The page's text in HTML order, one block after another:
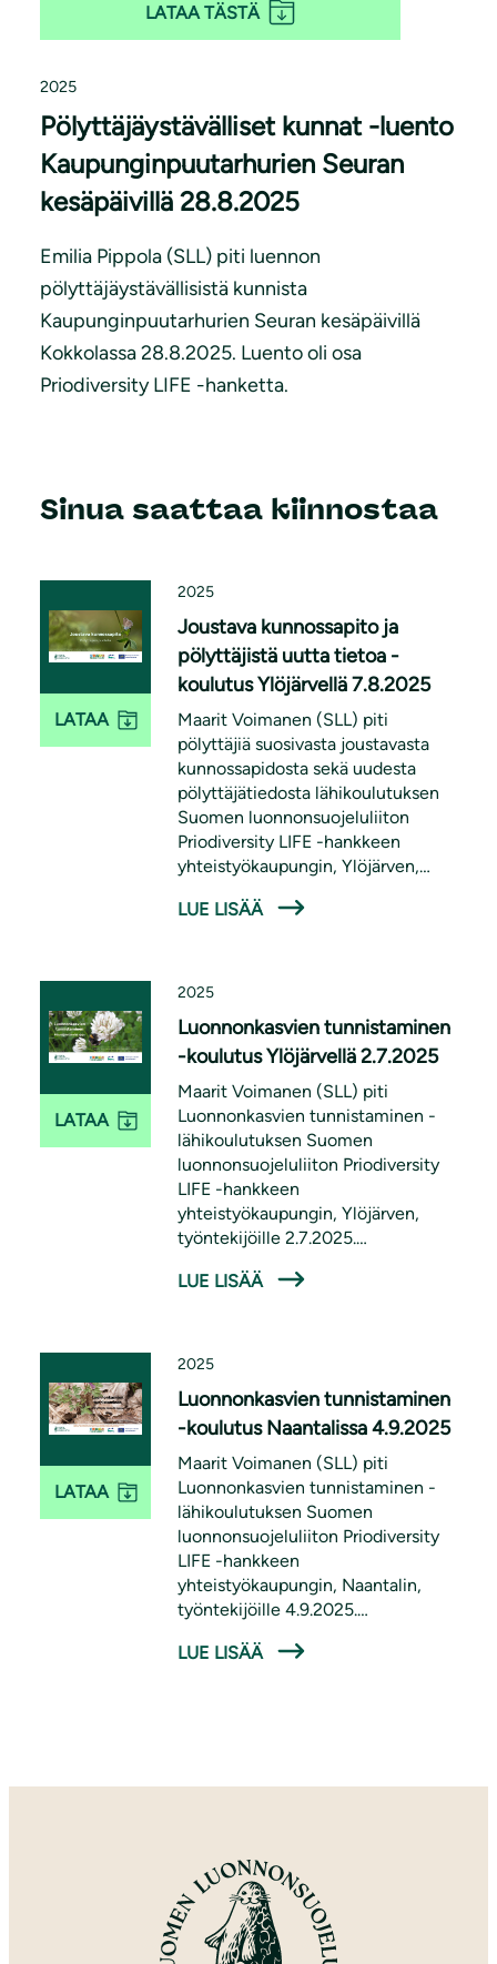
LATAA TÄSTÄ
2025
Pölyttäjäystävälliset kunnat -luento
Kaupunginpuutarhurien Seuran
kesäpäivillä 28.8.2025
Emilia Pippola (SLL) piti luennon
pölyttäjäystävällisistä kunnista
Kaupunginpuutarhurien Seuran kesäpäivillä
Kokkolassa 28.8.2025. Luento oli osa
Priodiversity LIFE -hanketta.
Sinua saattaa kiinnostaa
LATAA
2025
Joustava kunnossapito ja
pölyttäjistä uutta tietoa -
koulutus Ylöjärvellä 7.8.2025
Maarit Voimanen (SLL) piti
pölyttäjiä suosivasta joustavasta
kunnossapidosta sekä uudesta
pölyttäjätiedosta lähikoulutuksen
Suomen luonnonsuojeluliiton
Priodiversity LIFE -hankkeen
yhteistyökaupungin, Ylöjärven,
osa Priodiversity LIFE -hanketta.
LUE LISÄÄ
LATAA
2025
Luonnonkasvien tunnistaminen
-koulutus Ylöjärvellä 2.7.2025
Maarit Voimanen (SLL) piti
Luonnonkasvien tunnistaminen -
lähikoulutuksen Suomen
luonnonsuojeluliiton Priodiversity
LIFE -hankkeen
yhteistyökaupungin, Ylöjärven,
työntekijöille 2.7.2025.
pölyttäjille tärkeitä luonnonkasveja
LUE LISÄÄ
LATAA
2025
Luonnonkasvien tunnistaminen
-koulutus Naantalissa 4.9.2025
Maarit Voimanen (SLL) piti
Luonnonkasvien tunnistaminen -
lähikoulutuksen Suomen
luonnonsuojeluliiton Priodiversity
LIFE -hankkeen
yhteistyökaupungin, Naantalin,
työntekijöille 4.9.2025.
pölyttäjille tärkeitä luonnonkasveja
LUE LISÄÄ